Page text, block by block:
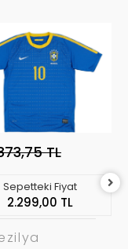
TL
Sepetteki Fiyat
2.299,00 TL